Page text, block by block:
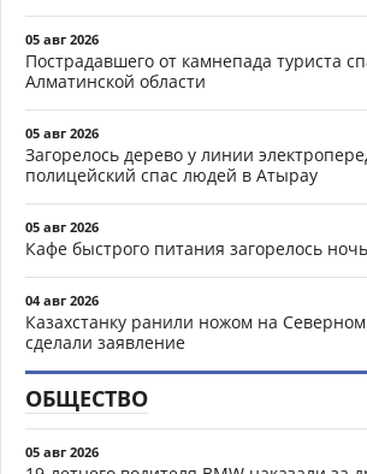
05 авг 2026
Пострадавшего от камнепада туриста
Алматинской области
05 авг 2026
Загорелось дерево у линии
полицейский спас людей в Атырау
05 авг 2026
Кафе быстрого питания загорелось
04 авг 2026
Казахстанку ранили ножом на
сделали заявление
ОБЩЕСТВО
05 авг 2026